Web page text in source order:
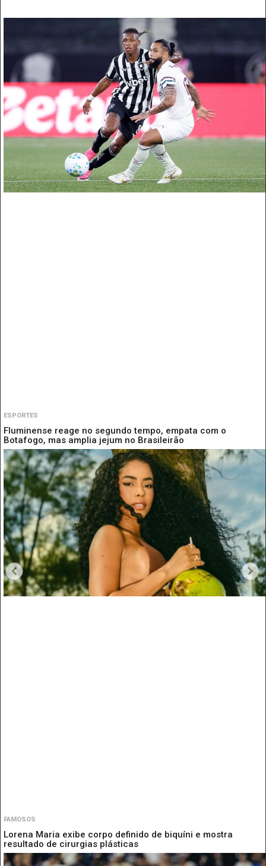
ESPORTES
Fluminense reage no segundo tempo, empata com o
Botafogo, mas amplia jejum no Brasileirão
FAMOSOS
Lorena Maria exibe corpo definido de biquíni e mostra
resultado de cirurgias plásticas